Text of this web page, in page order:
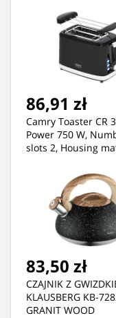
86,91 zł
Camry Toaster CR
Power 750 W,
slots 2, Housing
83,50 zł
CZAJNIK Z
KLAUSBERG KB-
GRANIT WOOD